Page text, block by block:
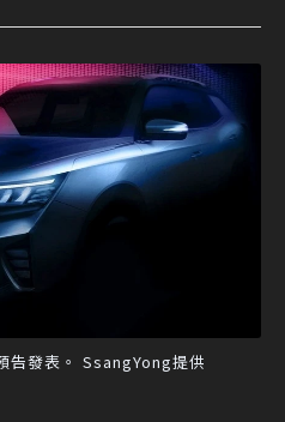
告發表。 SsangYong提供